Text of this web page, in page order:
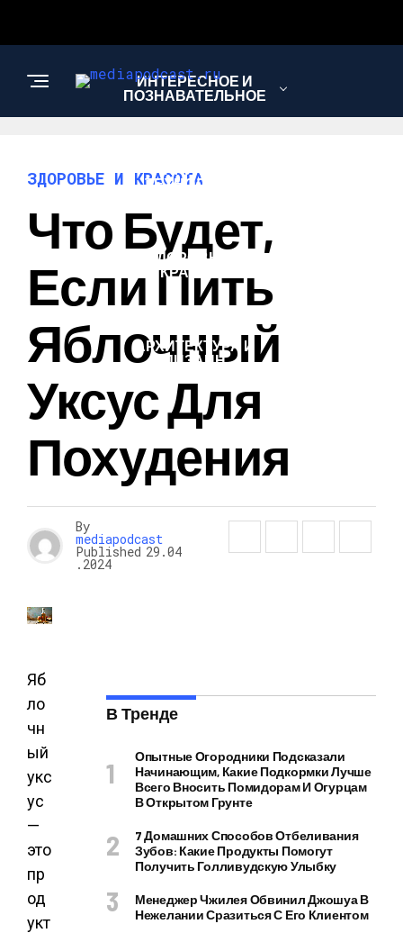
ИНТЕРЕСНОЕ И
ПОЗНАВАТЕЛЬНОЕ
НАУКА И
ТЕХНОЛОГИИ
ЗДОРОВЬЕ И
КРАСОТА
АРХИТЕКТУРА И
ДИЗАЙН
ЗДОРОВЬЕ И КРАСОТА
Что Будет,
Если Пить
Яблочный
Уксус Для
Похудения
By
mediapodcast
Published 29.04
.2024
Яб
ло
чн
ый
укс
ус
—
это
пр
од
укт
В Тренде
Опытные Огородники Подсказали
Начинающим, Какие Подкормки Лучше
Всего Вносить Помидорам И Огурцам
В Открытом Грунте
7 Домашних Способов Отбеливания
Зубов: Какие Продукты Помогут
Получить Голливудскую Улыбку
Менеджер Чжилея Обвинил Джошуа В
Нежелании Сразиться С Его Клиентом